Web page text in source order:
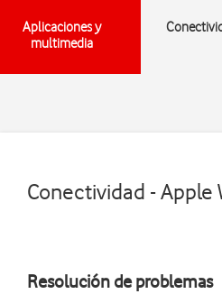
Aplicaciones y
multimedia
Conectividad - Apple
Resolución de problemas